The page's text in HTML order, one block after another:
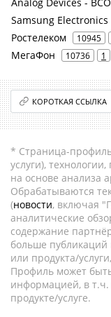
Samsung Electronics
Ростелеком 10945
МегаФон 10736 1
КОРОТКАЯ ССЫЛКА
* Страница-
услуги),
на основе анализа
Обрабатываются
(новости, включая
аналитические
содержание
больше
или продукта/
Профиль может
информацией, в
продукте/услуге.